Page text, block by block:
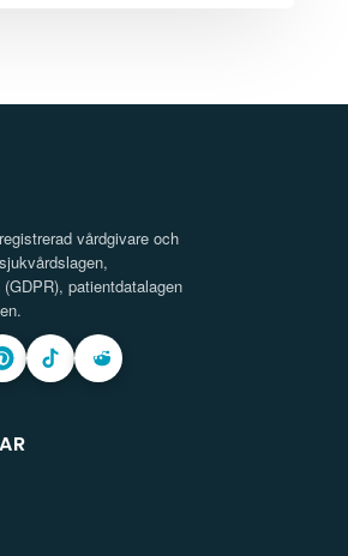
vårdgivare och
patientdatalagen